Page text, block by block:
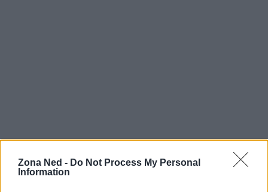
Zona Ned - Do Not Process My Personal
Information